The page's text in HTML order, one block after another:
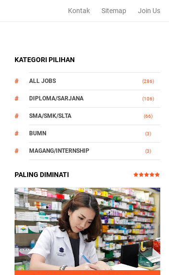
Kontak Sitemap Join Us
KATEGORI PILIHAN
ALL JOBS (286)
DIPLOMA/SARJANA (106)
SMA/SMK/SLTA (66)
BUMN (3)
MAGANG/INTERNSHIP (3)
PALING DIMINATI